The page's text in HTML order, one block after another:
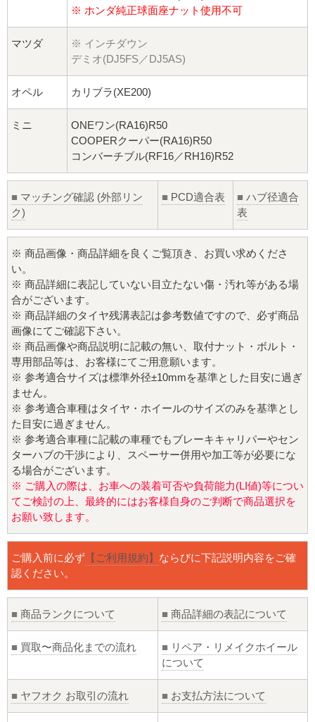
※ ホンダ純正球面座ナット使用不可
マツダ
※ インチダウン
デミオ(DJ5FS／DJ5AS)
オペル カリブラ(XE200)
ミニ
ONEワン(RA16)R50
COOPERクーパー(RA16)R50
コンバーチブル(RF16／RH16)R52
■ マッチング確認 (外部リン
ク)
■ PCD適合表 ■ ハブ径適合
表
※ 商品画像・商品詳細を良くご覧頂き、お買い求めくださ
い。
※ 商品詳細に表記していない目立たない傷・汚れ等がある場
合がございます。
※ 商品詳細のタイヤ残溝表記は参考数値ですので、必ず商品
画像にてご確認下さい。
※ 商品画像や商品説明に記載の無い、取付ナット・ボルト・
専用部品等は、お客様にてご用意願います。
※ 参考適合サイズは標準外径±10mmを基準とした目安に過ぎ
ません。
※ 参考適合車種はタイヤ・ホイールのサイズのみを基準とし
た目安に過ぎません。
※ 参考適合車種に記載の車種でもブレーキキャリパーやセン
ターハブの干渉により、スペーサー併用や加工等が必要にな
る場合がございます。
※ ご購入の際は、お車への装着可否や負荷能力(LI値)等につい
てご検討の上、最終的にはお客様自身のご判断で商品選択を
お願い致します。
ご購入前に必ず 【ご利用規約】 ならびに下記説明内容をご確
認ください。
■ 商品ランクについて ■ 商品詳細の表記について
■ 買取〜商品化までの流れ ■ リペア・リメイクホイール
について
■ ヤフオク お取引の流れ ■ お支払方法について